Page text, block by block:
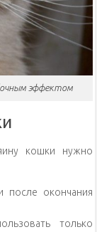
эффектом
кошки нужно
после окончания
только